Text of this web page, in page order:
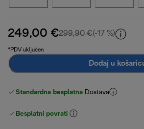
249,00 €299,90 €izvorna cijena
(-17 %)
*PDV uključen
Dodaj u
Standardna besplatna Dostava
Besplatni povrati